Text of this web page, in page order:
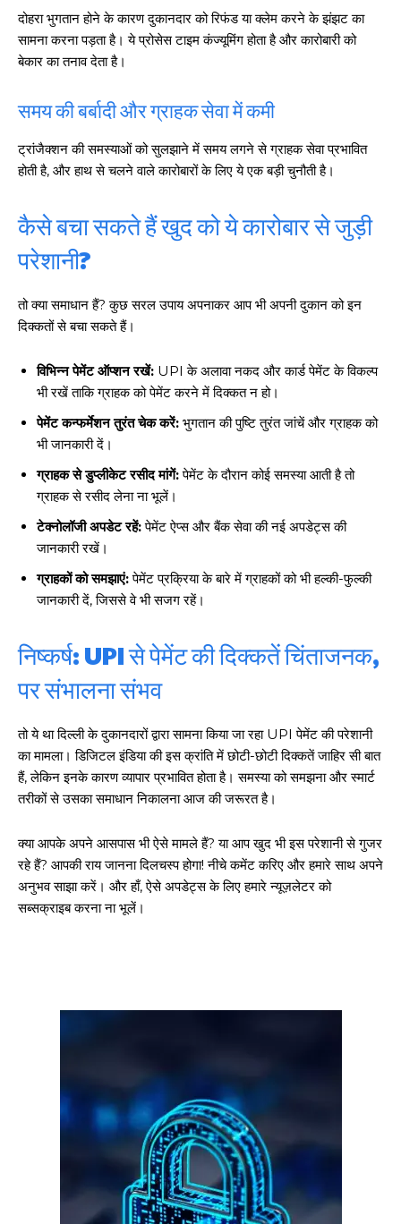
गुरुग्राम साइबर पुलिस ने बीते छह महीने में 18 बैंक कर्मचारियों को किया गिरफ्तार
इन लोगों ने लालच में आकर बैंक खाते खोलकर साइबर ठगों को उपलब्ध कराए
दोहरा भुगतान होने के कारण दुकानदार को रिफंड या क्लेम करने के झंझट का
सामना करना पड़ता है। ये प्रोसेस टाइम कंज्यूमिंग होता है और कारोबारी को
बेकार का तनाव देता है।
समय की बर्बादी और ग्राहक सेवा में कमी
ट्रांजैक्शन की समस्याओं को सुलझाने में समय लगने से ग्राहक सेवा प्रभावित
होती है, और हाथ से चलने वाले कारोबारों के लिए ये एक बड़ी चुनौती है।
कैसे बचा सकते हैं खुद को ये कारोबार से जुड़ी
परेशानी?
तो क्या समाधान हैं? कुछ सरल उपाय अपनाकर आप भी अपनी दुकान को इन
दिक्कतों से बचा सकते हैं।
विभिन्न पेमेंट ऑप्शन रखें: UPI के अलावा नकद और कार्ड पेमेंट के विकल्प
भी रखें ताकि ग्राहक को पेमेंट करने में दिक्कत न हो।
पेमेंट कन्फर्मेशन तुरंत चेक करें: भुगतान की पुष्टि तुरंत जांचें और ग्राहक को
भी जानकारी दें।
ग्राहक से डुप्लीकेट रसीद मांगें:पेमेंट के दौरान कोई समस्या आती है तो
ग्राहक से रसीद लेना ना भूलें।
टेक्नोलॉजी अपडेट रहें:पेमेंट ऐप्स और बैंक सेवा की नई अपडेट्स की
जानकारी रखें।
ग्राहकों को समझाएं:पेमेंट प्रक्रिया के बारे में ग्राहकों को भी हल्की-फुल्की
जानकारी दें, जिससे वे भी सजग रहें।
निष्कर्ष: UPI से पेमेंट की दिक्कतें चिंताजनक,
पर संभालना संभव
तो ये था दिल्ली के दुकानदारों द्वारा सामना किया जा रहा UPI पेमेंट की परेशानी
का मामला। डिजिटल इंडिया की इस क्रांति में छोटी-छोटी दिक्कतें जाहिर सी बात
हैं, लेकिन इनके कारण व्यापार प्रभावित होता है। समस्या को समझना और स्मार्ट
तरीकों से उसका समाधान निकालना आज की जरूरत है।
क्या आपके अपने आसपास भी ऐसे मामले हैं? या आप खुद भी इस परेशानी से गुजर
रहे हैं? आपकी राय जानना दिलचस्प होगा! नीचे कमेंट करिए और हमारे साथ अपने
अनुभव साझा करें। और हाँ, ऐसे अपडेट्स के लिए हमारे न्यूज़लेटर को
सब्सक्राइब करना ना भूलें।